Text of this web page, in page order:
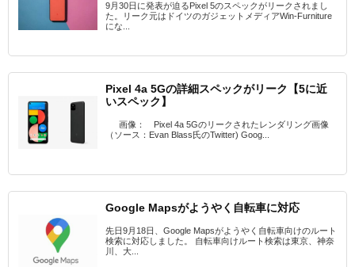
9月30日に発表が迫るPixel 5のスペックがリークされまし
た。リーク元はドイツのガジェットメディアWin-Furniture
にな...
Pixel 4a 5Gの詳細スペックがリーク【5に近
いスペック】
画像： Pixel 4a 5Gのリークされたレンダリング画像
（ソース：Evan Blass氏のTwitter) Goog...
Google Mapsがようやく自転車に対応
先日9月18日、Google Mapsがようやく自転車向けのルート
検索に対応しました。 自転車向けルート検索は東京、神奈
川、大...